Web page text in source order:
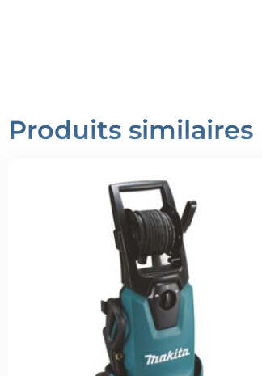
Produits similaires